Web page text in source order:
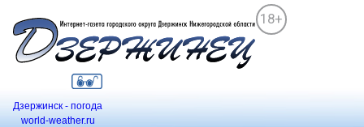
18+
Дзержинск - погода
world-weather.ru